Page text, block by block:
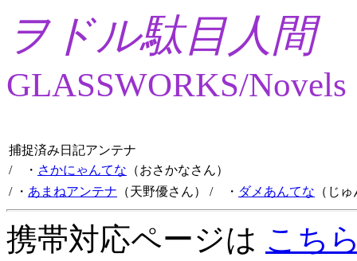
ヲドル駄目人間
GLASSWORKS/Novels
捕捉済み日記アンテナ
/ ・ さかにゃんてな （おさかなさん）
/ ・ あまねアンテナ （天野優さん） / ・ ダメあんてな （じ
携帯対応ページは こち